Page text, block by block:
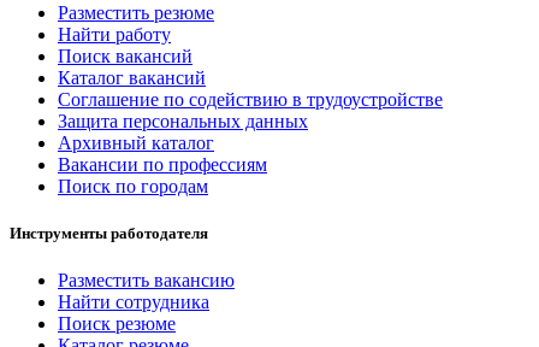
Разместить резюме
Найти работу
Поиск вакансий
Каталог вакансий
Соглашение по содействию в трудоустройстве
Защита персональных данных
Архивный каталог
Вакансии по профессиям
Поиск по городам
Инструменты работодателя
Разместить вакансию
Найти сотрудника
Поиск резюме